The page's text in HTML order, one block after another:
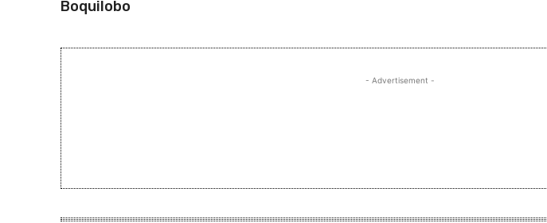
Boquilobo
- Advertisement -